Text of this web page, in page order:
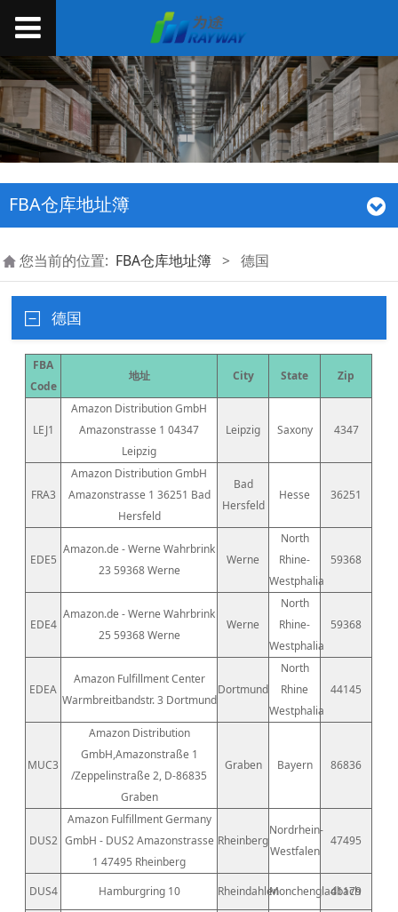
FBA仓库地址簿
您当前的位置: FBA仓库地址簿 > 德国
德国
FBA
Code
地址 City State Zip
LEJ1
Amazon Distribution GmbH
Amazonstrasse 1 04347
Leipzig
Leipzig Saxony 4347
FRA3
Amazon Distribution GmbH
Amazonstrasse 1 36251 Bad
Hersfeld
Bad
Hersfeld
Hesse 36251
EDE5
Amazon.de - Werne Wahrbrink
23 59368 Werne
Werne
North
Rhine-
Westphalia
59368
EDE4
Amazon.de - Werne Wahrbrink
25 59368 Werne
Werne
North
Rhine-
Westphalia
59368
EDEA
Amazon Fulfillment Center
Warmbreitbandstr. 3 Dortmund
Dortmund
North
Rhine
Westphalia
44145
MUC3
Amazon Distribution
GmbH,Amazonstraße 1
/Zeppelinstraße 2, D-86835
Graben
Graben Bayern 86836
DUS2
Amazon Fulfillment Germany
GmbH - DUS2 Amazonstrasse
1 47495 Rheinberg
Rheinberg
Nordrhein-
Westfalen
47495
DUS4 Hamburgring 10 RheindahlenMonchengladbach
41179